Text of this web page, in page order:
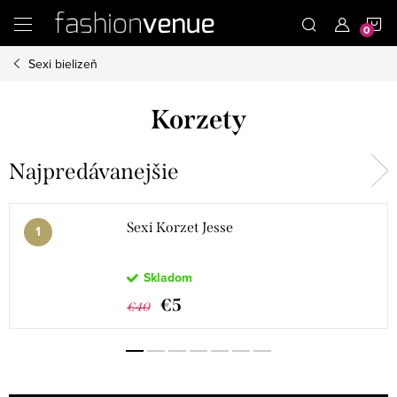
obsah
Sexi bielizeň
Korzety
Najpredávanejšie
Sexi Korzet Jesse
Skladom
€40 €5